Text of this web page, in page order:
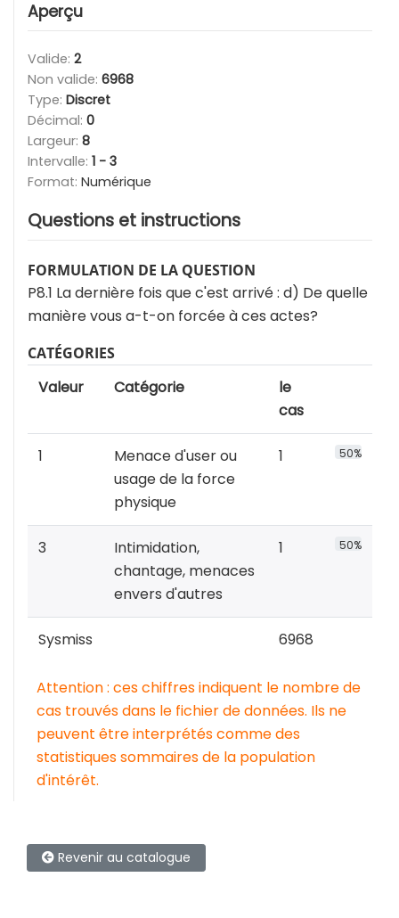
Aperçu
Valide: 2
Non valide: 6968
Type: Discret
Décimal: 0
Largeur: 8
Intervalle: 1 - 3
Format: Numérique
Questions et instructions
FORMULATION DE LA QUESTION
P8.1 La dernière fois que c'est arrivé : d) De quelle
manière vous a-t-on forcée à ces actes?
CATÉGORIES
Valeur Catégorie
le
cas
1
Menace d'user ou
usage de la force
physique
1 50%
3
Intimidation,
chantage, menaces
envers d'autres
1 50%
Sysmiss 6968
Attention : ces chiffres indiquent le nombre de
cas trouvés dans le fichier de données. Ils ne
peuvent être interprétés comme des
statistiques sommaires de la population
d'intérêt.
Revenir au catalogue